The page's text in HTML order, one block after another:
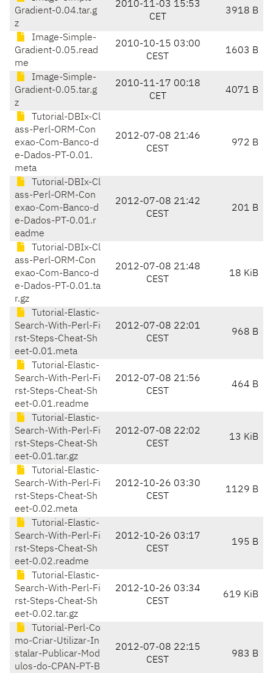
Gradient-0.04.tar.g
z
2010-11-03 15:53
CET
3918 B
Image-Simple-
Gradient-0.05.read
me
2010-10-15 03:00
CEST
1603 B
Image-Simple-
Gradient-0.05.tar.g
z
2010-11-17 00:18
CET
4071 B
Tutorial-DBIx-Cl
ass-Perl-ORM-Con
exao-Com-Banco-d
e-Dados-PT-0.01.
meta
2012-07-08 21:46
CEST
972 B
Tutorial-DBIx-Cl
ass-Perl-ORM-Con
exao-Com-Banco-d
e-Dados-PT-0.01.r
eadme
2012-07-08 21:42
CEST
201 B
Tutorial-DBIx-Cl
ass-Perl-ORM-Con
exao-Com-Banco-d
e-Dados-PT-0.01.ta
r.gz
2012-07-08 21:48
CEST
18 KiB
Tutorial-Elastic-
Search-With-Perl-Fi
rst-Steps-Cheat-Sh
eet-0.01.meta
2012-07-08 22:01
CEST
968 B
Tutorial-Elastic-
Search-With-Perl-Fi
rst-Steps-Cheat-Sh
eet-0.01.readme
2012-07-08 21:56
CEST
464 B
Tutorial-Elastic-
Search-With-Perl-Fi
rst-Steps-Cheat-Sh
eet-0.01.tar.gz
2012-07-08 22:02
CEST
13 KiB
Tutorial-Elastic-
Search-With-Perl-Fi
rst-Steps-Cheat-Sh
eet-0.02.meta
2012-10-26 03:30
CEST
1129 B
Tutorial-Elastic-
Search-With-Perl-Fi
rst-Steps-Cheat-Sh
eet-0.02.readme
2012-10-26 03:17
CEST
195 B
Tutorial-Elastic-
Search-With-Perl-Fi
rst-Steps-Cheat-Sh
eet-0.02.tar.gz
2012-10-26 03:34
CEST
619 KiB
Tutorial-Perl-Co
mo-Criar-Utilizar-In
stalar-Publicar-Mod
ulos-do-CPAN-PT-B
2012-07-08 22:15
CEST
983 B